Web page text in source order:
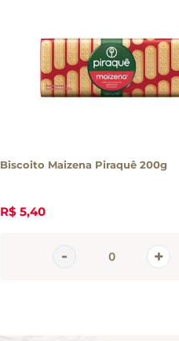
Biscoito Maizena Piraquê 200g
R$ 5,40